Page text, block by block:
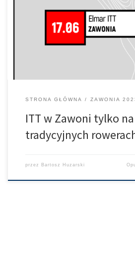
kierownicę – tzw.lemondki. Odpowiedni
komunikacie organizatora dotyczącym
uległ też regulamin główny. Dlaczego ?
względów bezpieczeństwa. po drugie
równe szanse w rywalizacji […]
STRONA GŁÓWNA ZAWONIA
ITT w Zawoni tylko na
tradycyjnych
przez Bartosz Huzarski